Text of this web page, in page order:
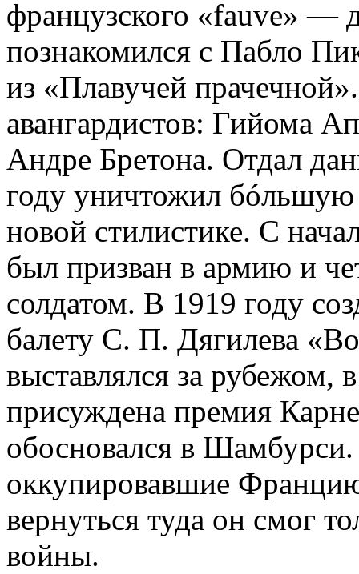
французского «fauve» —
познакомился с Пабло
из «Плавучей
авангардистов: Гийома
Андре Бретона. Отдал
году уничтожил бóльшую
новой стилистике. С
был призван в армию и
солдатом. В 1919 году
балету С. П. Дягилева
выставлялся за рубежом,
присуждена премия
обосновался в
оккупировавшие
вернуться туда он смог
войны.